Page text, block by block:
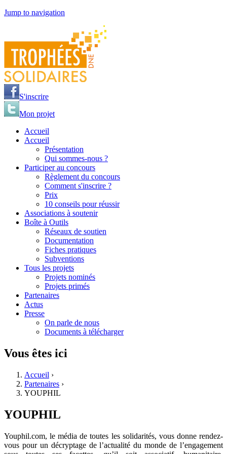
Jump to navigation
S'inscrire
Mon projet
Accueil
Accueil
Présentation
Qui sommes-nous ?
Participer au concours
Règlement du concours
Comment s'inscrire ?
Prix
10 conseils pour réussir
Associations à soutenir
Boîte à Outils
Réseaux de soutien
Documentation
Fiches pratiques
Subventions
Tous les projets
Projets nominés
Projets primés
Partenaires
Actus
Presse
On parle de nous
Documents à télécharger
Vous êtes ici
Accueil ›
Partenaires ›
YOUPHIL
YOUPHIL
Youphil.com, le média de toutes les solidarités, vous donne rendez-
vous pour un décryptage de l’actualité du monde de l’engagement